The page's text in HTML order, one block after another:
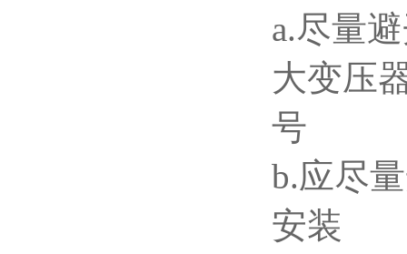
a.尽量
大变压
号
b.应尽
安装